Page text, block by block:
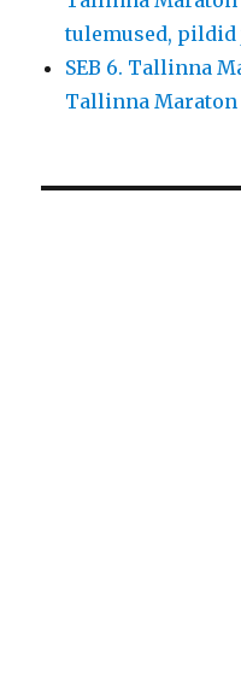
tulemused, pildid
SEB 6. Tallinna
Tallinna Maraton